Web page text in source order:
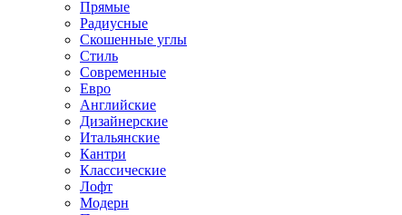
Прямые
Радиусные
Скошенные углы
Стиль
Современные
Евро
Английские
Дизайнерские
Итальянские
Кантри
Классические
Лофт
Модерн